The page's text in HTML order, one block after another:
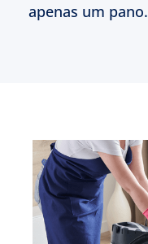
apenas um pano.